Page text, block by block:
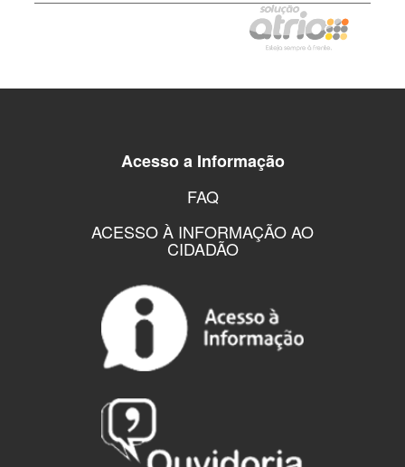
Acesso a Informação
FAQ
ACESSO À INFORMAÇÃO AO
CIDADÃO